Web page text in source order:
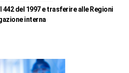
del 1997 e trasferire alle Regioni
interna